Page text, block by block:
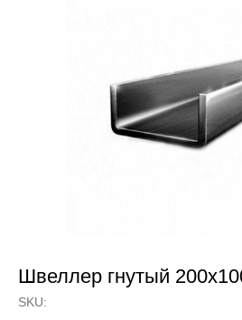
Швеллер гнутый
SKU: